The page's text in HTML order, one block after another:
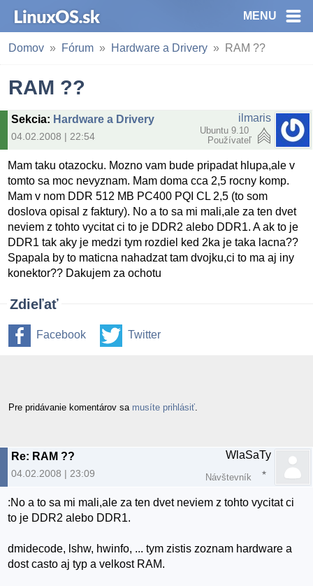
MENU
Domov Fórum Hardware a Drivery RAM ??
RAM ??
Sekcia: Hardware a Drivery
04.02.2008 | 22:54
ilmaris
Ubuntu 9.10
Používateľ
Mam taku otazocku. Mozno vam bude pripadat hlupa,ale v
tomto sa moc nevyznam. Mam doma cca 2,5 rocny komp.
Mam v nom DDR 512 MB PC400 PQI CL 2,5 (to som
doslova opisal z faktury). No a to sa mi mali,ale za ten dvet
neviem z tohto vycitat ci to je DDR2 alebo DDR1. A ak to je
DDR1 tak aky je medzi tym rozdiel ked 2ka je taka lacna??
Spapala by to maticna nahadzat tam dvojku,ci to ma aj iny
konektor?? Dakujem za ochotu
Zdieľať
Facebook Twitter
Pre pridávanie komentárov sa musíte prihlásiť
Re: RAM ??
04.02.2008 | 23:09
WlaSaTy
Návštevník
:No a to sa mi mali,ale za ten dvet neviem z tohto vycitat ci
to je DDR2 alebo DDR1.
dmidecode, lshw, hwinfo, ... tym zistis zoznam hardware a
dost casto aj typ a velkost RAM.